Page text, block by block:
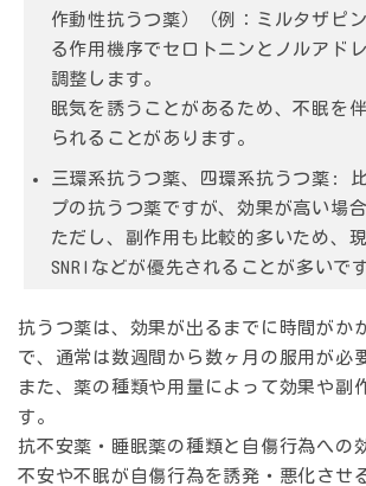
作動性抗うつ薬）（例：ミルタザピ
る作用機序でセロトニンとノルアド
調整します。
眠気を誘うことがあるため、不眠を
られることがあります。
三環系抗うつ薬、四環系抗うつ薬:
プの抗うつ薬ですが、効果が高い場
ただし、副作用も比較的多いため、
SNRIなどが優先されることが多いです
抗うつ薬は、効果が出るまでに時間がか
で、通常は数週間から数ヶ月の服用が必
また、薬の種類や用量によって効果や副
す。
抗不安薬・睡眠薬の種類と自傷行為への
不安や不眠が自傷行為を誘発・悪化させ